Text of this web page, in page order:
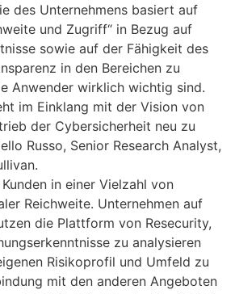
des Unternehmens basiert auf
und Zugriff“ in Bezug auf
sowie auf der Fähigkeit des
in den Bereichen zu
Anwender wirklich wichtig sind.
im Einklang mit der Vision von
der Cybersicherheit neu zu
Russo, Senior Research Analyst,
in einer Vielzahl von
Reichweite. Unternehmen auf
die Plattform von Resecurity,
zu analysieren
Risikoprofil und Umfeld zu
mit den anderen Angeboten